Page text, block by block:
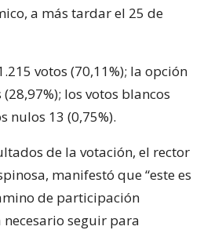
a más tardar el 25 de
votos (70,11%); la opción
los votos blancos
nulos 13 (0,75%).
de la votación, el rector
manifestó que “este es
de participación
seguir para